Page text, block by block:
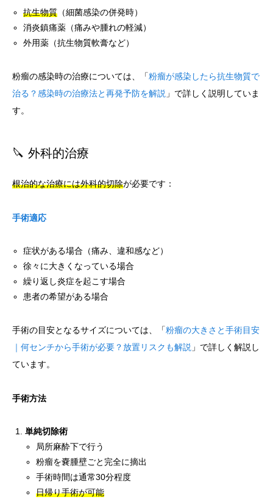
抗生物質 （細菌感染の併発時）
消炎鎮痛薬（痛みや腫れの軽減）
外用薬（抗生物質軟膏など）
粉瘤の感染時の治療については、「粉瘤が感染したら抗生物質で
治る？感染時の治療法と再発予防を解説 」で詳しく説明していま
す。
🔪 外科的治療
根治的な治療には外科的切除が必要です：
手術適応
症状がある場合（痛み、違和感など）
徐々に大きくなっている場合
繰り返し炎症を起こす場合
患者の希望がある場合
手術の目安となるサイズについては、「粉瘤の大きさと手術目安
｜何センチから手術が必要？放置リスクも解説 」で詳しく解説し
ています。
手術方法
単純切除術
局所麻酔下で行う
粉瘤を嚢腫壁ごと完全に摘出
手術時間は通常30分程度
日帰り手術が可能